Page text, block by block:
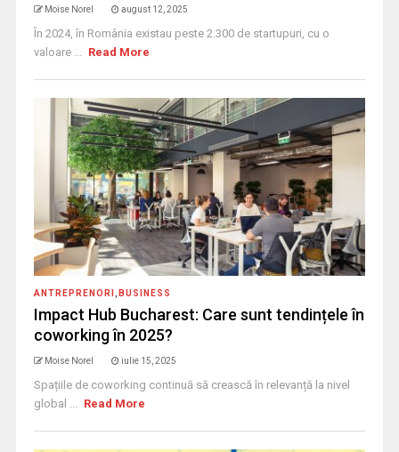
Moise Norel august 12, 2025
În 2024, în România existau peste 2.300 de startupuri, cu o
valoare ... Read More
ANTREPRENORI BUSINESS
Impact Hub Bucharest: Care sunt tendințele în
coworking în 2025?
Moise Norel iulie 15, 2025
Spațiile de coworking continuă să crească în relevanță la nivel
global ... Read More